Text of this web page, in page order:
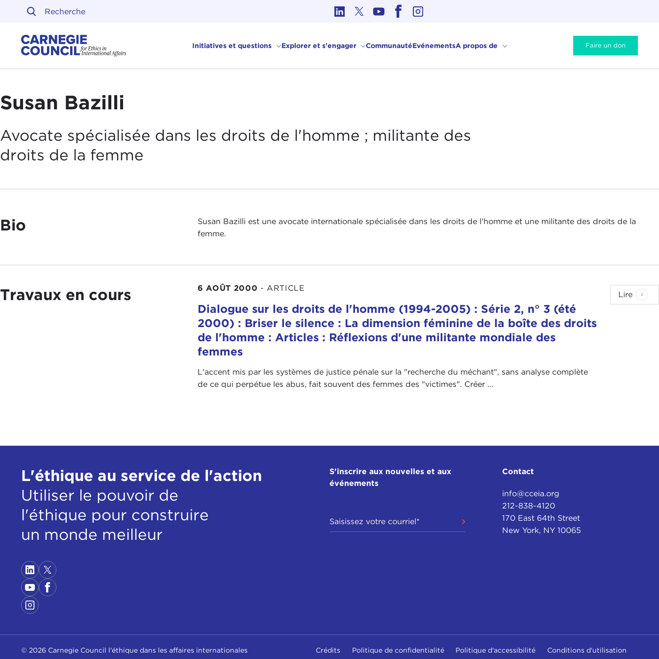
Skip to content
Initiatives et questions Explorer et s'engager CommunautéEvénementsA propos de Faire un don
Susan Bazilli
Avocate spécialisée dans les droits de l'homme ; militante des
droits de la femme
Bio
Susan Bazilli est une avocate internationale spécialisée dans les droits de l'homme et une militante des droits de la
femme.
Travaux en cours 6 AOÛT 2000 - ARTICLE
Dialogue sur les droits de l'homme (1994-2005) : Série 2, n° 3 (été
2000) : Briser le silence : La dimension féminine de la boîte des droits
de l'homme : Articles : Réflexions d'une militante mondiale des
femmes
L'accent mis par les systèmes de justice pénale sur la "recherche du méchant", sans analyse complète
de ce qui perpétue les abus, fait souvent des femmes des "victimes". Créer ...
Lire
L'éthique au service de l'action
Utiliser le pouvoir de
l'éthique pour construire
un monde meilleur
S'inscrire aux nouvelles et aux
événements
Contact
info@cceia.org
212-838-4120
170 East 64th Street
New York, NY 10065
© 2026 Carnegie Council l'éthique dans les affaires internationales Crédits Politique de confidentialité Politique d'accessibilité Conditions d'utilisation